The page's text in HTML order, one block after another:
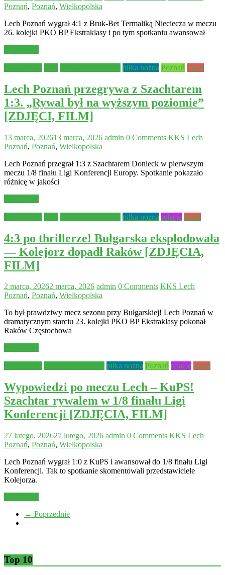
Poznań, Poznań, Wielkopolska
Lech Poznań wygrał 4:1 z Bruk-Bet Termaliką Nieciecza w meczu
26. kolejki PKO BP Ekstraklasy i po tym spotkaniu awansował
piłka nożna Poznań Sport
Lech Poznań przegrywa z Szachtarem
1:3. „Rywal był na wyższym poziomie”
[ZDJĘCI, FILM]
13 marca, 202613 marca, 2026 admin 0 Comments KKS Lech
Poznań, Poznań, Wielkopolska
Lech Poznań przegrał 1:3 z Szachtarem Donieck w pierwszym
meczu 1/8 finału Ligi Konferencji Europy. Spotkanie pokazało
różnicę w jakości
piłka nożna relacje Sport
4:3 po thrillerze! Bułgarska eksplodowała
— Kolejorz dopadł Raków [ZDJĘCIA,
FILM]
2 marca, 20262 marca, 2026 admin 0 Comments KKS Lech
Poznań, Poznań, Wielkopolska
To był prawdziwy mecz sezonu przy Bułgarskiej! Lech Poznań w
dramatycznym starciu 23. kolejki PKO BP Ekstraklasy pokonał
Raków Częstochowa
piłka nożna Poznań relacje Sport
Wypowiedzi po meczu Lech – KuPS!
Szachtar rywalem w 1/8 finału Ligi
Konferencji [ZDJĘCIA, FILM]
27 lutego, 202627 lutego, 2026 admin 0 Comments KKS Lech
Poznań, Poznań, Wielkopolska
Lech Poznań wygrał 1:0 z KuPS i awansował do 1/8 finału Ligi
Konferencji. Tak to spotkanie skomentowali przedstawiciele
Kolejorza.
← Poprzednie
Top 10